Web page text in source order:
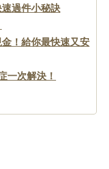
過件小秘訣
！給你最快速又安
一次解決！